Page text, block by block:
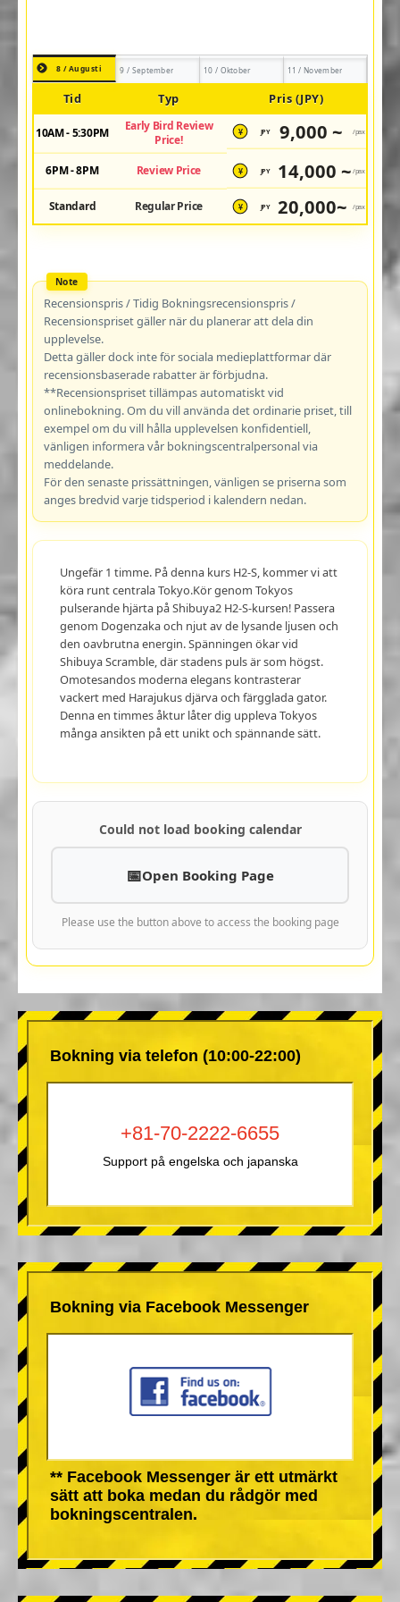
8 / Augusti 9 / September 10 / Oktober 11 / November
Tid Typ Pris (JPY)
10AM - 5:30PM
Early Bird Review
Price!
¥ JPY 9,000 ~ /pax
6PM - 8PM Review Price ¥ JPY 14,000 ~ /pax
Standard Regular Price ¥ JPY 20,000~ /pax
Recensionspris / Tidig Bokningsrecensionspris /
Recensionspriset gäller när du planerar att dela din
upplevelse.
Detta gäller dock inte för sociala medieplattformar där
recensionsbaserade rabatter är förbjudna.
**Recensionspriset tillämpas automatiskt vid
onlinebokning. Om du vill använda det ordinarie priset, till
exempel om du vill hålla upplevelsen konfidentiell,
vänligen informera vår bokningscentralpersonal via
meddelande.
För den senaste prissättningen, vänligen se priserna som
anges bredvid varje tidsperiod i kalendern nedan.
Ungefär 1 timme. På denna kurs H2-S, kommer vi att
köra runt centrala Tokyo.Kör genom Tokyos
pulserande hjärta på Shibuya2 H2-S-kursen! Passera
genom Dogenzaka och njut av de lysande ljusen och
den oavbrutna energin. Spänningen ökar vid
Shibuya Scramble, där stadens puls är som högst.
Omotesandos moderna elegans kontrasterar
vackert med Harajukus djärva och färgglada gator.
Denna en timmes åktur låter dig uppleva Tokyos
många ansikten på ett unikt och spännande sätt.
Could not load booking calendar
Open Booking Page
Please use the button above to access the booking page
Bokning via telefon (10:00-22:00)
+81-70-2222-6655
Support på engelska och japanska
Bokning via Facebook Messenger
** Facebook Messenger är ett utmärkt
sätt att boka medan du rådgör med
bokningscentralen.